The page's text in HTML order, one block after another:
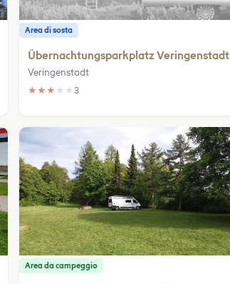
Area di sosta
Übernachtungsparkplatz Veringenstadt
Veringenstadt
★ ★ ★ ★ ★3
Area da campeggio